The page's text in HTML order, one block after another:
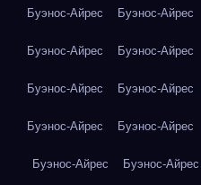
Буэнос-Айрес Буэнос-Айрес
Буэнос-Айрес Буэнос-Айрес
Буэнос-Айрес Буэнос-Айрес
Буэнос-Айрес Буэнос-Айрес
Буэнос-Айрес Буэнос-Айрес